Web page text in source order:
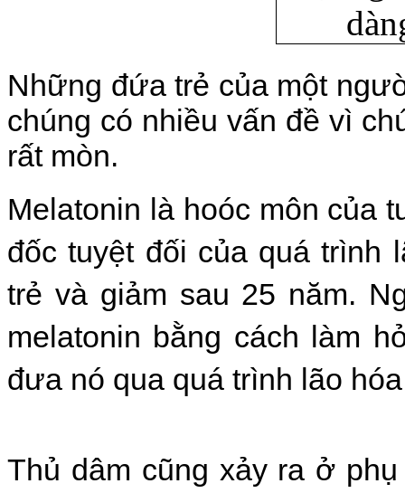
Những đứa trẻ của một
chúng có nhiều vấn đề vì
rất mòn.
Melatonin là hoóc môn của
đốc tuyệt đối của quá trình
trẻ và giảm sau 25 năm.
melatonin bằng cách làm
đưa nó qua quá trình lão
Thủ dâm cũng xảy ra ở